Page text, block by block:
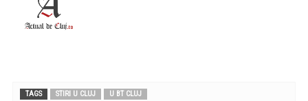
TAGS STIRI U CLUJ U BT CLUJ